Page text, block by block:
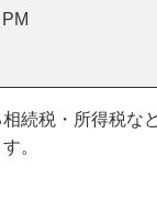
続税・所得税な
。